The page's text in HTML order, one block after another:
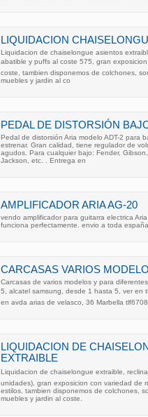
LIQUIDACION
Liquidacion de chaiselongue asientos
abatible y puffs al coste 575, gran
coste, tambien disponemos de colchones,
muebles y jardin al co
PEDAL DE DISTORSIÓN
Pedal de distorsión Aria modelo ADT-2 para
estrenar. Gran calidad, tiene regulador de
agudos. Para cualquier bajo: Fender,
Jackson, etc. . Entrega en
AMPLIFICADOR ARIA AG-20
vendo amplificador para guitarra electrica
funciona perfectamente. envio a toda españa
CARCASAS VARIOS
Carcasas de varios modelos y para
5, alcatel samsung, desde 1 hasta 5, ver
en avda arias de velasco, 36 Marbella
LIQUIDACION DE
EXTRAIBLE
Liquidacion de chaiselongue extraible,
unidades), gran exposicion con variedad de
estilos, tambien disponemos de colchones,
muebles y jardin al coste.